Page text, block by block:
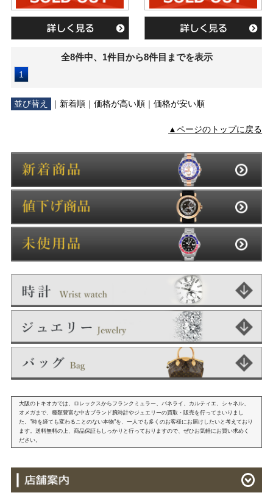
全8件中、1件目から8件目までを表示
1
並び替え ｜ 新着順｜ 価格が高い順｜ 価格が安い順
▲ページのトップに戻る
大阪のトキオカでは、ロレックスからフランクミュラー、パネライ、カルティエ、シャネル、
オメガまで、種類豊富な中古ブランド腕時計やジュエリーの買取・販売を行ってまいりまし
た。"時を経ても変わることのない本物"を、一人でも多くのお客様にお届けしたいと考えており
ます。送料無料の上、商品保証もしっかりと行っておりますので、ぜひお気軽にお買い求めく
ださい。